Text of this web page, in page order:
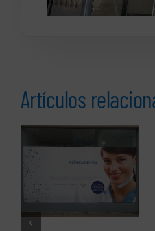
Artículos